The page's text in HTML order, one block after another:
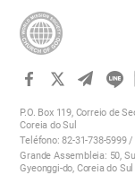
P.O. Box 119, Correio de
Coreia do Sul
Teléfono: 82-31-738-5999
Grande Assembleia: 50,
Gyeonggi-do, Coreia do Sul